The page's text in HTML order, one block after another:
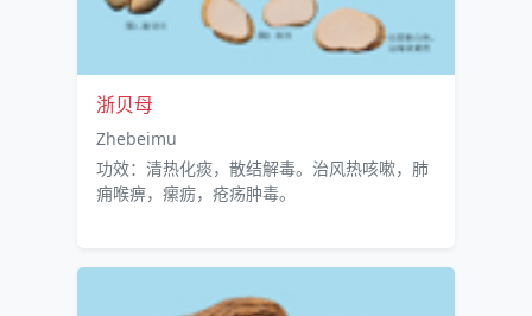
浙贝母
Zhebeimu
功效：清热化痰，散结解毒。治风热咳嗽，肺
痈喉痹，瘰疬，疮疡肿毒。